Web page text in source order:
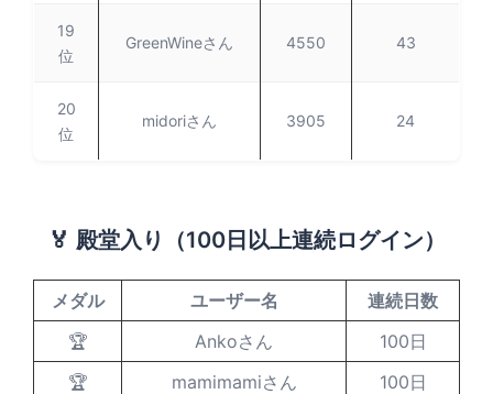
19
位
GreenWineさん 4550 43
20
位
midoriさん 3905 24
🏅 殿堂入り（100日以上連続ログイン）
メダル ユーザー名
連続日数
🏆
Ankoさん
100日
🏆
mamimamiさん
100日